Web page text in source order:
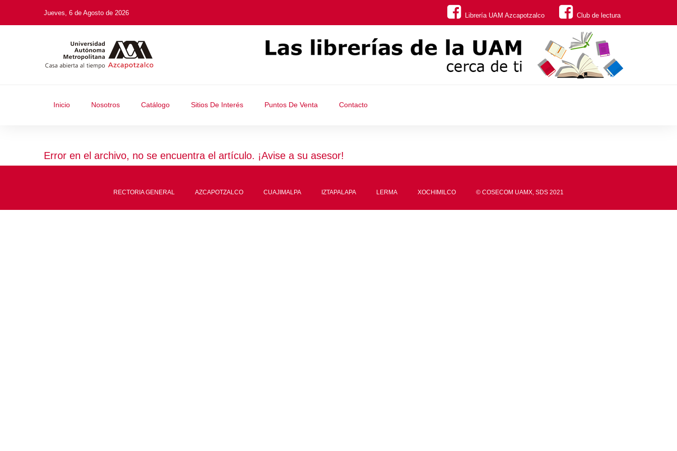
Jueves, 6 de Agosto de 2026 Librería UAM Azcapotzalco Club de lectura
Inicio Nosotros Catálogo Sitios De Interés Puntos De Venta Contacto
Error en el archivo, no se encuentra el artículo. ¡Avise a su asesor!
RECTORIA GENERAL AZCAPOTZALCO CUAJIMALPA IZTAPALAPA LERMA XOCHIMILCO © COSECOM UAMX, SDS 2021